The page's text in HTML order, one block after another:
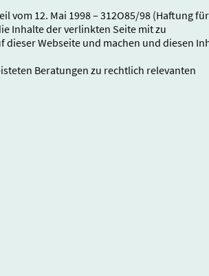
vom 12. Mai 1998 – 312O85/98 (Haftung für
Inhalte der verlinkten Seite mit zu
Webseite und machen und diesen
Beratungen zu rechtlich relevanten